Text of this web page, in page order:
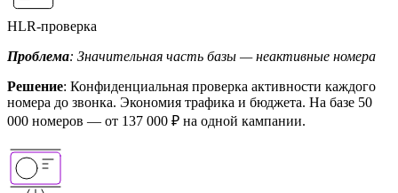
HLR-проверка
Проблема: Значительная часть базы — неактивные номера
Решение: Конфиденциальная проверка активности каждого
номера до звонка. Экономия трафика и бюджета. На базе 50
000 номеров — от 137 000 ₽ на одной кампании.